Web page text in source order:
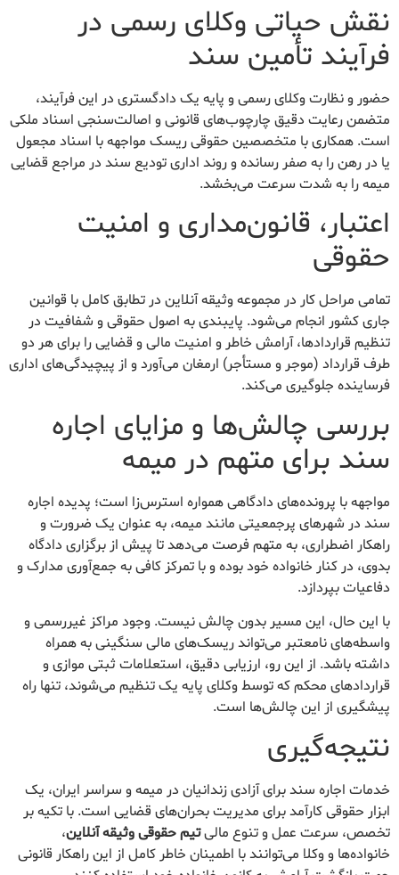
نقش حیاتی وکلای رسمی در
فرآیند تأمین سند
حضور و نظارت وکلای رسمی و پایه یک دادگستری در این فرآیند،
متضمن رعایت دقیق چارچوب‌های قانونی و اصالت‌سنجی اسناد ملکی
است. همکاری با متخصصین حقوقی ریسک مواجهه با اسناد مجعول
یا در رهن را به صفر رسانده و روند اداری تودیع سند در مراجع قضایی
میمه را به شدت سرعت می‌بخشد.
اعتبار، قانون‌مداری و امنیت
حقوقی
تمامی مراحل کار در مجموعه وثیقه آنلاین در تطابق کامل با قوانین
جاری کشور انجام می‌شود. پایبندی به اصول حقوقی و شفافیت در
تنظیم قراردادها، آرامش خاطر و امنیت مالی و قضایی را برای هر دو
طرف قرارداد (موجر و مستأجر) ارمغان می‌آورد و از پیچیدگی‌های اداری
فرساینده جلوگیری می‌کند.
بررسی چالش‌ها و مزایای اجاره
سند برای متهم در میمه
مواجهه با پرونده‌های دادگاهی همواره استرس‌زا است؛ پدیده اجاره
سند در شهرهای پرجمعیتی مانند میمه، به عنوان یک ضرورت و
راهکار اضطراری، به متهم فرصت می‌دهد تا پیش از برگزاری دادگاه
بدوی، در کنار خانواده خود بوده و با تمرکز کافی به جمع‌آوری مدارک و
دفاعیات بپردازد.
با این حال، این مسیر بدون چالش نیست. وجود مراکز غیررسمی و
واسطه‌های نامعتبر می‌تواند ریسک‌های مالی سنگینی به همراه
داشته باشد. از این رو، ارزیابی دقیق، استعلامات ثبتی موازی و
قراردادهای محکم که توسط وکلای پایه یک تنظیم می‌شوند، تنها راه
پیشگیری از این چالش‌ها است.
نتیجه‌گیری
خدمات اجاره سند برای آزادی زندانیان در میمه و سراسر ایران، یک
ابزار حقوقی کارآمد برای مدیریت بحران‌های قضایی است. با تکیه بر
تخصص، سرعت عمل و تنوع مالیتیم حقوقی وثیقه آنلاین،
خانواده‌ها و وکلا می‌توانند با اطمینان خاطر کامل از این راهکار قانونی